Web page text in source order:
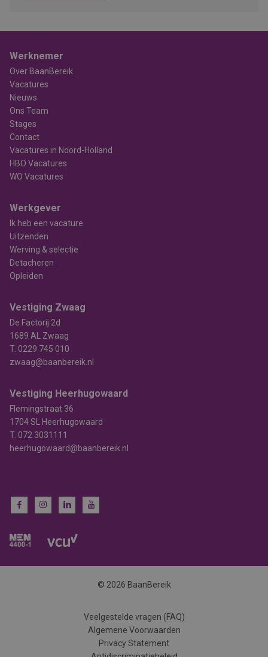
Werknemer
Over BaanBereik
Vacatures
Nieuws
Ons Team
Stages
Contact
Vacatures in Noord-Holland
HBO Vacatures
WO Vacatures
Werkgever
Ik heb een vacature
Uitzenden
Werving & selectie
Detacheren
Opleiden
Vestiging Zwaag
De Factorij 2d
1689 AL Zwaag
T. 0229 745 010
zwaag@baanbereik.nl
Vestiging Heerhugowaard
Flemingstraat 36
1704 SL Heerhugowaard
T. 072 3031111
heerhugowaard@baanbereik.nl
© 2026 BaanBereik
Veelgestelde vragen (FAQ)
Algemene Voorwaarden
Privacy Statement